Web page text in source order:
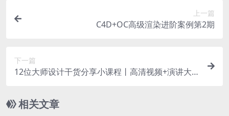
上一篇
C4D+OC高级渲染进阶案例第2期
下一篇
12位大师设计干货分享小课程丨高清视频+演讲大
相关文章